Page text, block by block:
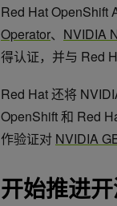
Red Hat OpenShift
Operator、 NVIDIA
得认证，并与 Red
Red Hat 还将
OpenShift 和 Red
作验证对 NVIDIA
开始推进